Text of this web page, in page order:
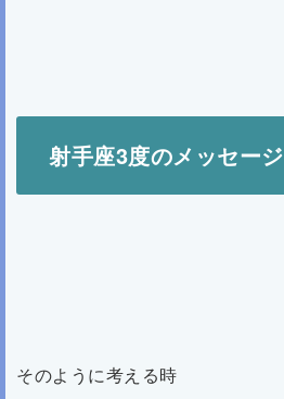
射手座3度のメッセージ
そのように考える時